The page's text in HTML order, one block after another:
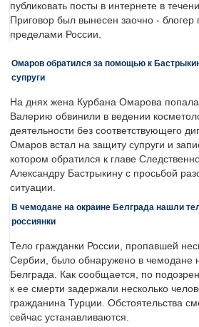
публиковать посты в интернете в
Приговор был вынесен заочно - блогер
пределами России.
Омаров обратился за помощью к
супруги
На днях жена Курбана Омарова попала
Валерию обвинили в ведении
деятельности без соответствующего
Омаров встал на защиту супруги и
котором обратился к главе
Александру Бастрыкину с просьбой
ситуации.
В чемодане на окраине Белграда нашли
россиянки
Тело гражданки России, пропавшей
Сербии, было обнаружено в чемодане
Белграда. Как сообщается, по
к ее смерти задержали несколько
гражданина Турции. Обстоятельства
сейчас устанавливаются.